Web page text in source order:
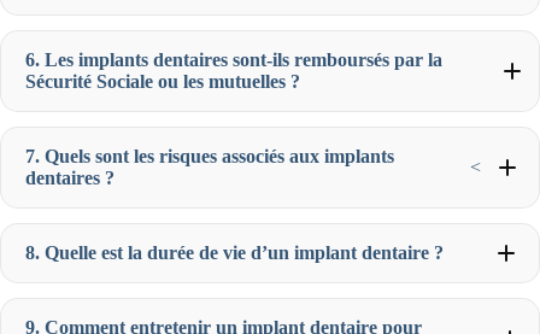
6. Les implants dentaires sont-ils remboursés par la
Sécurité Sociale ou les mutuelles ?
7. Quels sont les risques associés aux implants
dentaires ?
<
8. Quelle est la durée de vie d’un implant dentaire ?
9. Comment entretenir un implant dentaire pour